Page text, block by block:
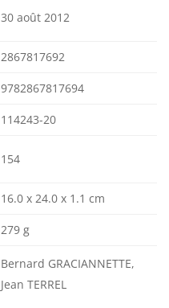
30 août 2012
2867817692
9782867817694
114243-20
154
16.0 x 24.0 x 1.1 cm
279 g
Bernard GRACIANNETTE,
Jean TERREL